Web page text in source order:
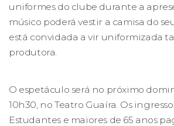
uniformes do clube durante a
músico poderá vestir a camisa do
está convidada a vir uniformizada
produtora.
O espetáculo será no próximo
10h30, no Teatro Guaíra. Os
Estudantes e maiores de 65 anos